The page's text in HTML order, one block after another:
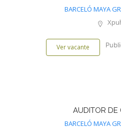
BARCELÓ MAYA
Ver vacante
AUDITOR DE
BARCELÓ MAYA